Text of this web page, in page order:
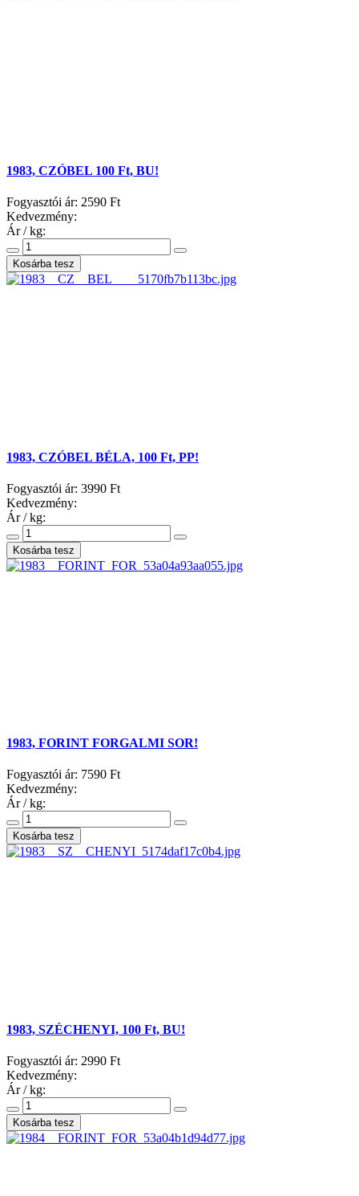
1983, CZÓBEL 100 Ft, BU!
Fogyasztói ár: 2590 Ft
Kedvezmény:
Ár / kg:
1983, CZÓBEL BÉLA, 100 Ft, PP!
Fogyasztói ár: 3990 Ft
Kedvezmény:
Ár / kg:
1983, FORINT FORGALMI SOR!
Fogyasztói ár: 7590 Ft
Kedvezmény:
Ár / kg:
1983, SZÉCHENYI, 100 Ft, BU!
Fogyasztói ár: 2990 Ft
Kedvezmény:
Ár / kg: